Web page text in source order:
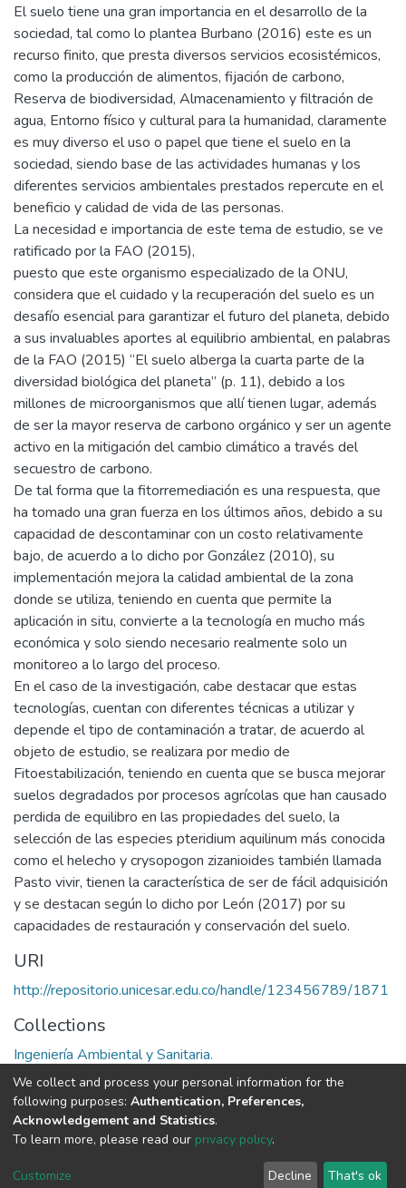
El suelo tiene una gran importancia en el desarrollo de la
sociedad, tal como lo plantea Burbano (2016) este es un
recurso finito, que presta diversos servicios ecosistémicos,
como la producción de alimentos, fijación de carbono,
Reserva de biodiversidad, Almacenamiento y filtración de
agua, Entorno físico y cultural para la humanidad, claramente
es muy diverso el uso o papel que tiene el suelo en la
sociedad, siendo base de las actividades humanas y los
diferentes servicios ambientales prestados repercute en el
beneficio y calidad de vida de las personas.
La necesidad e importancia de este tema de estudio, se ve
ratificado por la FAO (2015),
puesto que este organismo especializado de la ONU,
considera que el cuidado y la recuperación del suelo es un
desafío esencial para garantizar el futuro del planeta, debido
a sus invaluables aportes al equilibrio ambiental, en palabras
de la FAO (2015) “El suelo alberga la cuarta parte de la
diversidad biológica del planeta” (p. 11), debido a los
millones de microorganismos que allí tienen lugar, además
de ser la mayor reserva de carbono orgánico y ser un agente
activo en la mitigación del cambio climático a través del
secuestro de carbono.
De tal forma que la fitorremediación es una respuesta, que
ha tomado una gran fuerza en los últimos años, debido a su
capacidad de descontaminar con un costo relativamente
bajo, de acuerdo a lo dicho por González (2010), su
implementación mejora la calidad ambiental de la zona
donde se utiliza, teniendo en cuenta que permite la
aplicación in situ, convierte a la tecnología en mucho más
económica y solo siendo necesario realmente solo un
monitoreo a lo largo del proceso.
En el caso de la investigación, cabe destacar que estas
tecnologías, cuentan con diferentes técnicas a utilizar y
depende el tipo de contaminación a tratar, de acuerdo al
objeto de estudio, se realizara por medio de
Fitoestabilización, teniendo en cuenta que se busca mejorar
suelos degradados por procesos agrícolas que han causado
perdida de equilibro en las propiedades del suelo, la
selección de las especies pteridium aquilinum más conocida
como el helecho y crysopogon zizanioides también llamada
Pasto vivir, tienen la característica de ser de fácil adquisición
y se destacan según lo dicho por León (2017) por su
capacidades de restauración y conservación del suelo.
URI
http://repositorio.unicesar.edu.co/handle/123456789/1871
Collections
Ingeniería Ambiental y Sanitaria.
Full item page
DSpace software copyright © 2002-2026
Cookie
End User
Send
We collect and process your personal information for the
following purposes: Authentication, Preferences,
Acknowledgement and Statistics.
To learn more, please read our privacy policy.
Customize Decline That's ok